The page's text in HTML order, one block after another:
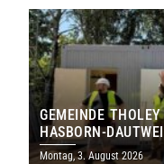
GEMEINDE
HASBORN-
MILLIONEN EURO
Montag, 3. August 2026